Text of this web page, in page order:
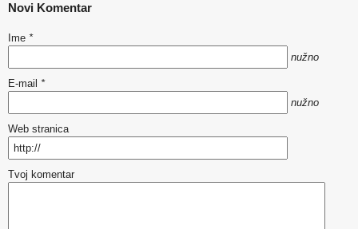
Novi Komentar
Ime *
nužno
E-mail *
nužno
Web stranica
Tvoj komentar